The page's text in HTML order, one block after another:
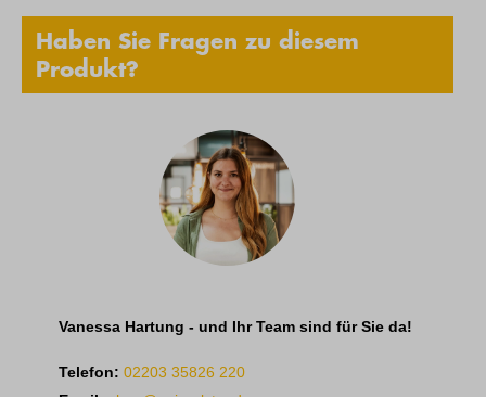
Haben Sie Fragen zu diesem
Produkt?
Vanessa Hartung - und Ihr Team sind für Sie da!
Telefon: 02203 35826 220